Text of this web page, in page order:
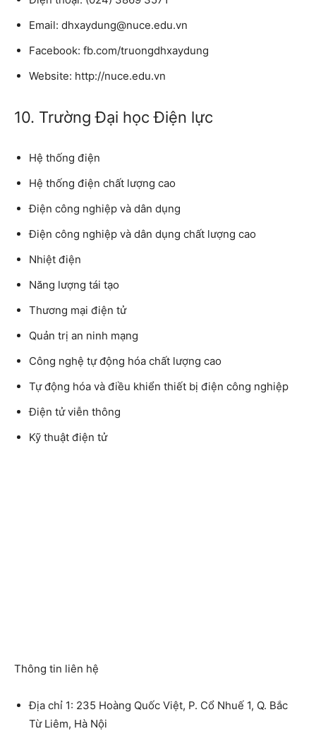
Email: dhxaydung@nuce.edu.vn
Facebook: fb.com/truongdhxaydung
Website: http://nuce.edu.vn
10. Trường Đại học Điện lực
Hệ thống điện
Hệ thống điện chất lượng cao
Điện công nghiệp và dân dụng
Điện công nghiệp và dân dụng chất lượng cao
Nhiệt điện
Năng lượng tái tạo
Thương mại điện tử
Quản trị an ninh mạng
Công nghệ tự động hóa chất lượng cao
Tự động hóa và điều khiển thiết bị điện công nghiệp
Điện tử viễn thông
Kỹ thuật điện tử
Thông tin liên hệ
Địa chỉ 1: 235 Hoàng Quốc Việt, P. Cổ Nhuế 1, Q. Bắc
Từ Liêm, Hà Nội